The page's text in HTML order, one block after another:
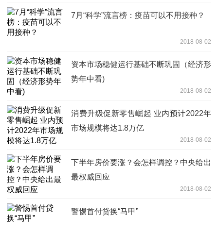
7月“科学”流言榜：疫苗可以不用接种？
2018-08-02
资本市场稳健运行基础不断巩固（经济形
势年中看)
2018-08-02
消费升级促新零售崛起 业内预计2022年
市场规模将达1.8万亿
2018-08-02
下半年房价要涨？会怎样调控？中央给出
最权威回应
2018-08-02
警惕首付贷换“马甲”